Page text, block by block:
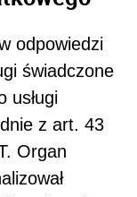
odpowiedzi
świadczone
usługi
z art. 43
Organ